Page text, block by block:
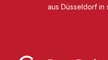
aus Düsseldorf in